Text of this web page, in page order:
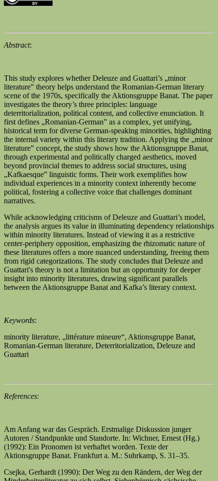
Abstract:
This study explores whether Deleuze and Guattari’s „minor
literature‟ theory helps understand the Romanian-German literary
scene of the 1970s, specifically the Aktionsgruppe Banat. The paper
investigates the theory’s three principles: language
deterritorialization, political content, and collective enunciation. It
first defines „Romanian-German‟ as a complex, yet unifying,
historical term for diverse German-speaking minorities, highlighting
the internal variety within this literary tradition. Applying the „minor
literature‟ concept, the study shows how the Aktionsgruppe Banat,
through experimental and politically charged aesthetics, moved
beyond provincial themes to address social structures, using
„Kafkaesque‟ linguistic forms. Their work exemplifies how
individual experiences in a minority context inherently become
political, fostering a collective voice that challenges dominant
narratives.
While acknowledging criticisms of Deleuze and Guattari’s model,
the analysis argues its value in illuminating dependency relationships
within minority literatures. Instead of viewing it as a restrictive
center-periphery opposition, emphasizing the rhizomatic nature of
these literatures offers a more nuanced understanding, freeing them
from rigid categorizations. The study concludes that Deleuze and
Guattari's theory is not a limitation but an opportunity for deeper
insight into minority literatures, drawing significant parallels
between the Aktionsgruppe Banat and Kafka’s literary context.
Keywords:
minority literature, „littérature mineure“, Aktionsgruppe Banat,
Romanian-German literature, Deterritorialization, Deleuze and
Guattari
References:
Am Anfang war das Gespräch. Erstmalige Diskussion junger
Autoren / Standpunkte und Standorte. In: Wichner, Ernest (Hg.)
(1992): Ein Pronomen ist verhaftet worden. Texte der
Aktionsgruppe Banat. Frankfurt a. M.: Suhrkamp, S. 31–35.
Csejka, Gerhardt (1990): Der Weg zu den Rändern, der Weg der